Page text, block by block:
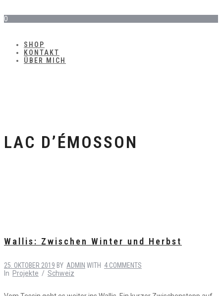
0
SHOP
KONTAKT
ÜBER MICH
LAC D’ÉMOSSON
Wallis: Zwischen Winter und Herbst
25. OKTOBER 2019 BY ADMIN WITH 4 COMMENTS
In Projekte / Schweiz